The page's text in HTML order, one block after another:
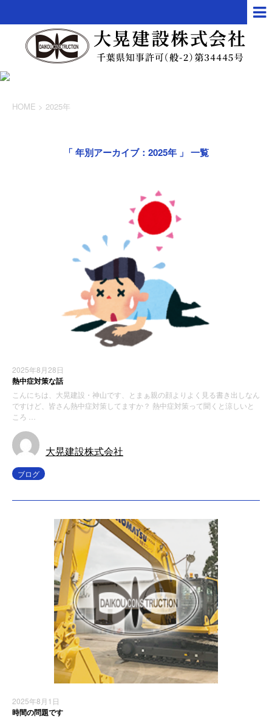
HOME > 2025年
「 年別アーカイブ：2025年 」 一覧
2025年8月28日
熱中症対策な話
こんにちは、大晃建設・神山です、とまぁ親の顔よりよく見る書き出しなん
ですけど、皆さん熱中症対策してますか？ 熱中症対策って聞くと涼しいと
ころ …
大晃建設株式会社
ブログ
2025年8月1日
時間の問題です